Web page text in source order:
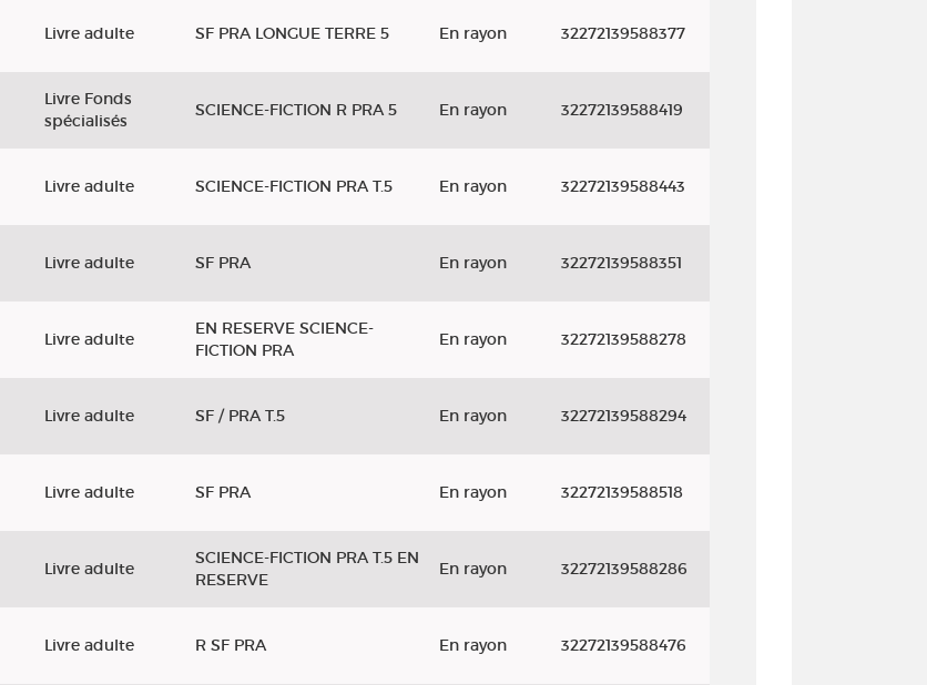
Livre adulte SF PRA LONGUE TERRE 5 En rayon 32272139588377
Livre Fonds
spécialisés
SCIENCE-FICTION R PRA 5 En rayon 32272139588419
Livre adulte SCIENCE-FICTION PRA T.5 En rayon 32272139588443
Livre adulte SF PRA En rayon 32272139588351
Livre adulte
EN RESERVE SCIENCE-
FICTION PRA
En rayon 32272139588278
Livre adulte SF / PRA T.5 En rayon 32272139588294
Livre adulte SF PRA En rayon 32272139588518
Livre adulte
SCIENCE-FICTION PRA T.5 EN
RESERVE
En rayon 32272139588286
Livre adulte R SF PRA En rayon 32272139588476